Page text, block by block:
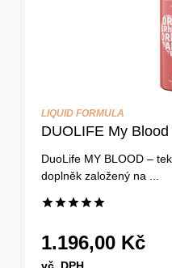
LIQUID FORMULA
DUOLIFE My Blood
DuoLife MY BLOOD –
doplněk založený na ...
1.196,00 Kč
vč. DPH